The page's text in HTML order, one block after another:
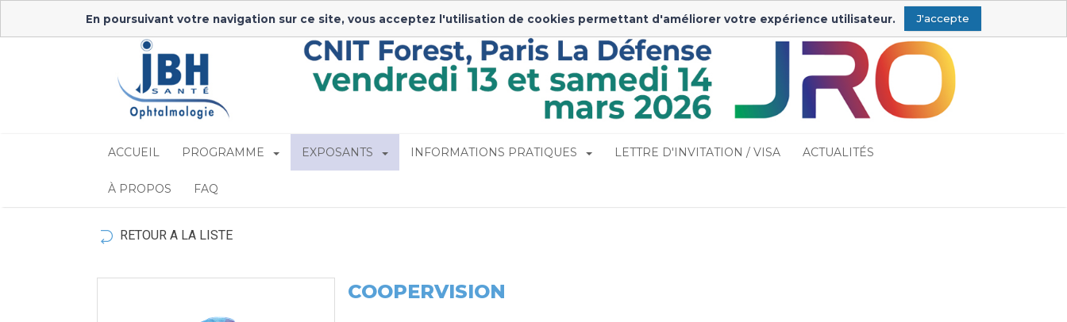
Inscription & connexion Connexion exposants
ACCUEIL PROGRAMME EXPOSANTS INFORMATIONS PRATIQUES LETTRE D'INVITATION / VISA ACTUALITÉS
À PROPOS FAQ
RETOUR A LA LISTE
COOPERVISION
En poursuivant votre navigation sur ce site, vous acceptez l'utilisation de cookies permettant d'améliorer votre expérience utilisateur. J'accepte